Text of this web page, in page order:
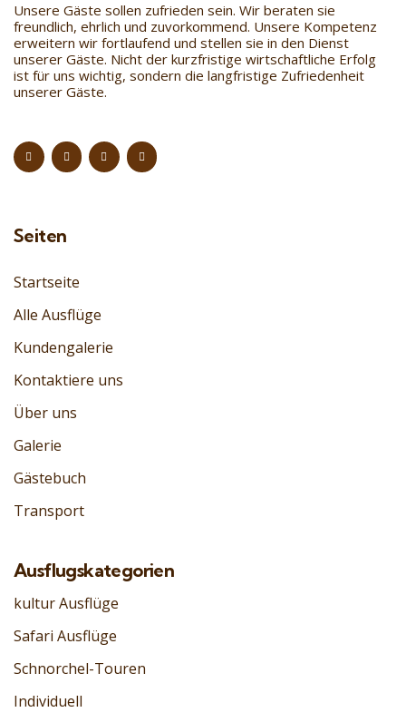
Unsere Gäste sollen zufrieden sein. Wir beraten sie
freundlich, ehrlich und zuvorkommend. Unsere Kompetenz
erweitern wir fortlaufend und stellen sie in den Dienst
unserer Gäste. Nicht der kurzfristige wirtschaftliche Erfolg
ist für uns wichtig, sondern die langfristige Zufriedenheit
unserer Gäste.
Seiten
Startseite
Alle Ausflüge
Kundengalerie
Kontaktiere uns
Über uns
Galerie
Gästebuch
Transport
Ausflugskategorien
kultur Ausflüge
Safari Ausflüge
Schnorchel-Touren
Individuell